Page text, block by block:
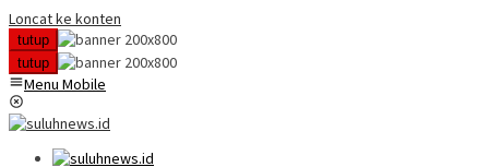
Loncat ke konten
tutup
tutup
Menu Mobile